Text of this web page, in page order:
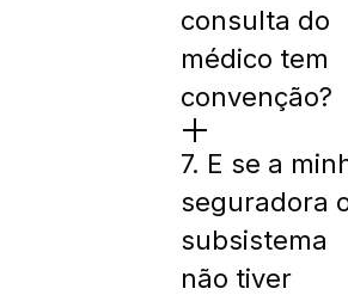
consulta do
médico tem
convenção?
7. E se a
seguradora
subsistema
não tiver